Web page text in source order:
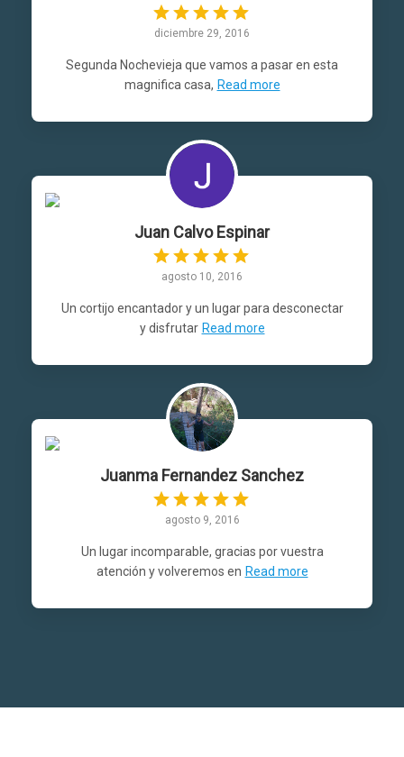
diciembre 29, 2016
Segunda Nochevieja que vamos a pasar en esta
magnifica casa, Read more
Juan Calvo Espinar
agosto 10, 2016
Un cortijo encantador y un lugar para desconectar
y disfrutar Read more
Juanma Fernandez Sanchez
agosto 9, 2016
Un lugar incomparable, gracias por vuestra
atención y volveremos en Read more